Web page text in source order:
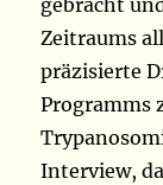
gebracht
Zeitraums
präzisierte
Programms
Interview,